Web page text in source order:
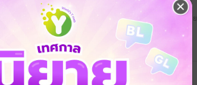
อลินเจ้าดวงใจ
กุหลาบทะเลทราย/ NABOOKS
นิยายโรมานซ์
12 Rating
ดวงใจอลัน
กุหลาบทะเลทราย
นิยายโรมานซ์
17 Rating